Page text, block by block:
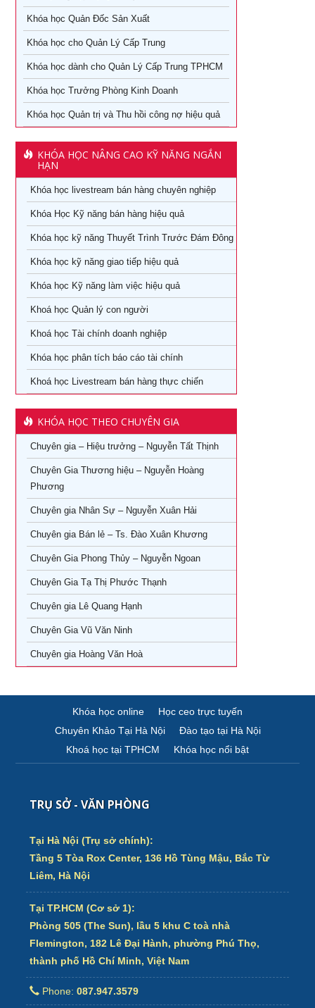
thủy
Chuyên khảo Phong thủy ứng dụng dành cho doanh nhân
Khóa học livestream bán hàng chuyên nghiệp
Cách đăng bán hàng trên Facebook hiệu quả
Khóa học Digital Marketing dành cho CMO
Khoá học Kinh Doanh online chuyên nghiệp
Khóa học Quản trị và Thu hồi công nợ hiệu quả
Khoá học Nhân tướng học nâng cao trong quản trị nhân
Khoá học Tài chính dành cho nhà quản trị không chuyên
Khoá học Xem chỉ tay biết người
Khoá học quản lý con người
Khoá học Quản Trị Trải Nghiệm Khách Hàng
Ứng dụng AI trong bán hàng – Cách mạng hoá ngành bán
Khoá học Livestream bán hàng chuyên nghiệp từ A – Z
Khóa Học KOC PRO – Kiếm tiền từ làm video review sản
phẩm
Chiến lược nguồn nhân lực trong thời kỳ 4.0
Kỹ Năng Lãnh Đạo Cao Cấp
Làm thế nào số hóa trong doanh nghiệp
Khóa học kỹ năng làm việc hiệu quả tại TPHCM
khóa học kaizen 5s – hiểu đúng và làm đúng
Khóa học Quản trị mua hàng
Tuyển dụng, giữ và sa thải nhân viên
Khóa học dành cho Quản Lý Cấp Trung TPHCM
Khóa Học đào tạo giảng viên nội bộ tại TPHCM
Khóa Học Quản Đốc Sản Xuất Tại TPHCM
Khóa Học Phong Thủy Chuyên Sâu Tại TPHCM
Khóa học phong thủy cho doanh nhân tại TPHCM
Khóa Học Giám Đốc Toàn Diện tại TPHCM
Khóa Học CEO – Giám Đốc Điều Hành tại TPHCM
Khóa Học Giám Đốc Tài Chính tại TPHCM
Khóa học Giám Đốc Nhân Sự tại TPHCM
Khoá Học Giám Đốc Kinh Doanh tại TPHCM
Khóa học giám đốc Marketing tại TPHCM
Khóa học giám đốc sản xuất tại tpHCM
Khóa học Quản Đốc Sản Xuất
Khóa học cho Quản Lý Cấp Trung
Khóa học dành cho Quản Lý Cấp Trung TPHCM
Khóa học Trưởng Phòng Kinh Doanh
Khóa học Quản trị và Thu hồi công nợ hiệu quả
KHÓA HỌC NÂNG CAO KỸ NĂNG NGẮN
HẠN
Khóa học livestream bán hàng chuyên nghiệp
Khóa Học Kỹ năng bán hàng hiệu quả
Khóa học kỹ năng Thuyết Trình Trước Đám Đông
Khóa học kỹ năng giao tiếp hiệu quả
Khóa học Kỹ năng làm việc hiệu quả
Khoá học Quản lý con người
Khoá học Tài chính doanh nghiệp
Khóa học phân tích báo cáo tài chính
Khoá học Livestream bán hàng thực chiến
KHÓA HỌC THEO CHUYÊN GIA
Chuyên gia – Hiệu trưởng – Nguyễn Tất Thịnh
Chuyên Gia Thương hiệu – Nguyễn Hoàng
Phương
Chuyên gia Nhân Sự – Nguyễn Xuân Hải
Chuyên gia Bán lẻ – Ts. Đào Xuân Khương
Chuyên Gia Phong Thủy – Nguyễn Ngoan
Chuyên Gia Tạ Thị Phước Thạnh
Chuyên gia Lê Quang Hạnh
Chuyên Gia Vũ Văn Ninh
Chuyên gia Hoàng Văn Hoà
Khóa học online
Học ceo trực tuyến
Chuyên Khảo Tại Hà Nội
Đào tạo tại Hà Nội
Khoá học tại TPHCM
Khóa học nổi bật
TRỤ SỞ - VĂN PHÒNG
Tại Hà Nội (Trụ sở chính):
Tầng 5 Tòa Rox Center, 136 Hồ Tùng Mậu, Bắc Từ
Liêm, Hà Nội
Tại TP.HCM (Cơ sở 1):
Phòng 505 (The Sun), lầu 5 khu C toà nhà
Flemington, 182 Lê Đại Hành, phường Phú Thọ,
thành phố Hồ Chí Minh, Việt Nam
Phone:087.947.3579